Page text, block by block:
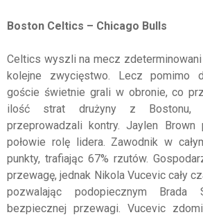
Boston Celtics – Chicago Bulls
Celtics wyszli na mecz
kolejne zwycięstwo. Lecz pomimo
goście świetnie grali w obronie, co
ilość strat drużyny z Bostonu,
przeprowadzali kontry. Jaylen Brown
połowie rolę lidera. Zawodnik w
punkty, trafiając 67% rzutów.
przewagę, jednak Nikola Vucevic cały
pozwalając podopiecznym Brada
bezpiecznej przewagi. Vucevic